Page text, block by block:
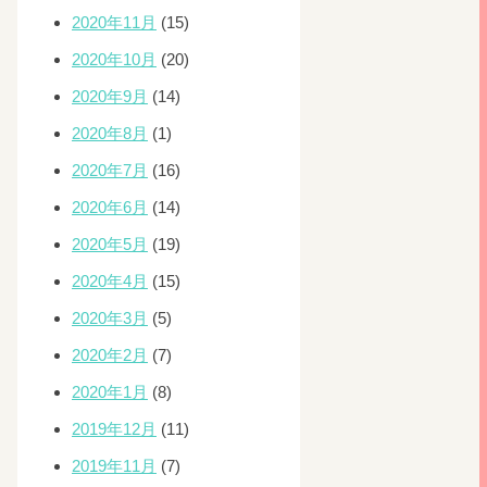
2020年11月 (15)
2020年10月 (20)
2020年9月 (14)
2020年8月 (1)
2020年7月 (16)
2020年6月 (14)
2020年5月 (19)
2020年4月 (15)
2020年3月 (5)
2020年2月 (7)
2020年1月 (8)
2019年12月 (11)
2019年11月 (7)